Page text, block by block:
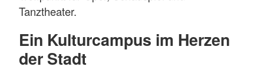
Tanztheater.
Ein Kulturcampus im Herzen
der Stadt